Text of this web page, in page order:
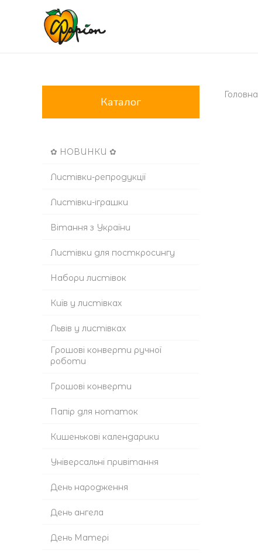
Головна
Каталог
✿ НОВИНКИ ✿
Листівки-репродукції
Листівки-іграшки
Вітання з України
Листівки для посткросингу
Набори листівок
Київ у листівках
Львів у листівках
Грошові конверти ручної
роботи
Грошові конверти
Папір для нотаток
Кишенькові календарики
Універсальні привітання
День народження
День ангела
День Матері